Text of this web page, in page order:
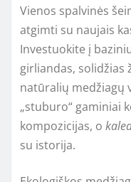
Vienos spalvinės
atgimti su naujais
Investuokite į
girliandas, solidžias
natūralių medžiagų
„stuburo“ gaminiai
kompozicijas, o
su istorija.